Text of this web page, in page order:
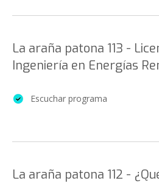
La araña patona 113 -
Ingeniería en Energías
Escuchar programa
La araña patona 112 -